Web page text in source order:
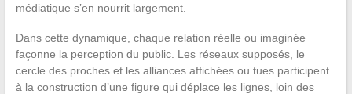
médiatique s’en nourrit largement.
Dans cette dynamique, chaque relation réelle ou imaginée
façonne la perception du public. Les réseaux supposés, le
cercle des proches et les alliances affichées ou tues participent
à la construction d’une figure qui déplace les lignes, loin des